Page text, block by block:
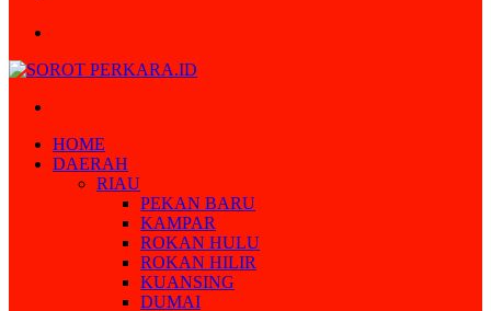
HOME
DAERAH
RIAU
PEKAN BARU
KAMPAR
ROKAN HULU
ROKAN HILIR
KUANSING
DUMAI